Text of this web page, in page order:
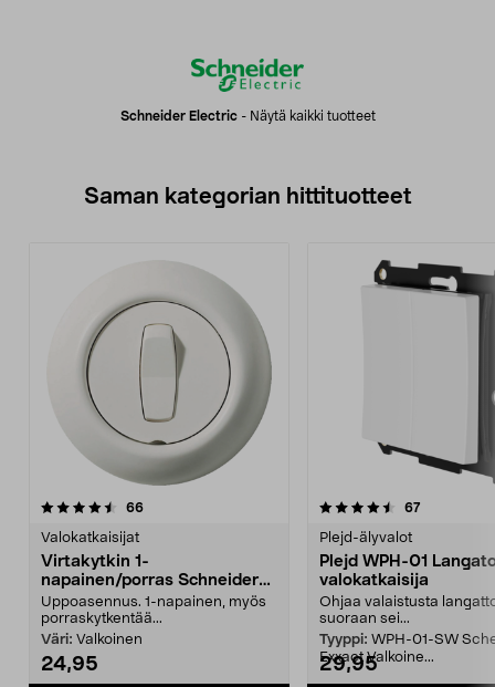
Schneider Electric- Näytä kaikki tuotteet
Saman kategorian hittituotteet
66arvostelut
Valokatkaisijat
Virtakytkin 1-
napainen/porras Schneider
Renova
Uppoasennus. 1-napainen, myös
porraskytkentää...
Väri: Valkoinen
24,95
4.5 viidestä
67arvostelut
Plejd-älyvalot
Plejd WPH-01
valokatkaisija
Ohjaa valaistusta
suoraan sei...
Tyyppi: WPH-01-SW
Exxact Valkoine...
29,95
5.0 viidestä